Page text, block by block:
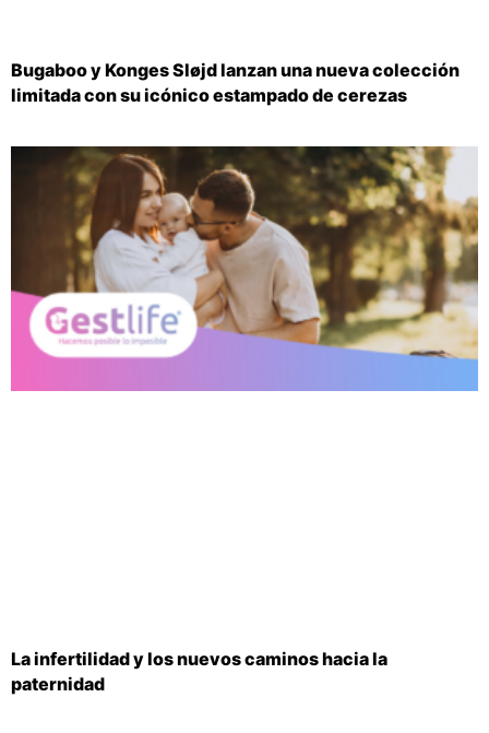
Bugaboo y Konges Sløjd lanzan una nueva colección
limitada con su icónico estampado de cerezas
La infertilidad y los nuevos caminos hacia la
paternidad